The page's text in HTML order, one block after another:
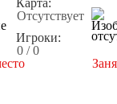
Карта:
Отсутствует
Игроки:
0 / 0